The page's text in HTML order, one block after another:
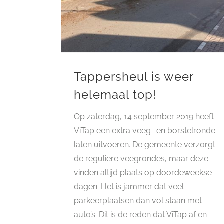
Tappersheul is weer
helemaal top!
Op zaterdag, 14 september 2019 heeft
ViTap een extra veeg- en borstelronde
laten uitvoeren. De gemeente verzorgt
de reguliere veegrondes, maar deze
vinden altijd plaats op doordeweekse
dagen. Het is jammer dat veel
parkeerplaatsen dan vol staan met
auto’s. Dit is de reden dat ViTap af en